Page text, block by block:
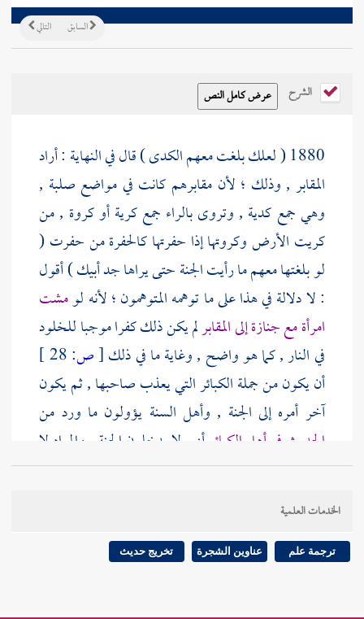
التالي السابق
الشرح
1880 ( لعلك بلغت معهم الكدى) قال في النهاية : أراد
المقابر , وذلك ؛ لأن مقابرهم كانت في مواضع صلبة ,
وهي جمع كدية , وتروى بالراء جمع كرية أو كروة , من
كريت الأرض وكروتها إذا حفرتها كالحفرة من حفرت (
لو بلغتها معهم ما رأيت الجنة حتى يراها جد أبيك ) أقول
: لا دلالة في هذا على ما توهمه المتوهمون ؛ لأنه لومشت
امرأة مع جنازة إلى المقابرلم يكن ذلك كفرا موجبا للخلود
في النار , كما هو واضح , وغاية ما في ذلك[ص:
أن يكون من جملة الكبائر التي يعذب صاحبها , ثم يكون
آخر أمره إلى الجنة , وأهل السنة يؤولون ما ورد من
الحديث في أهل الكبائر أنهم لا يدخلون الجنة , والمراد لا
يدخلونها مع السابقين الذين يدخلونها أولا بغير عذاب ,
فأكثر ما يدل الحديث المذكور على أنها لو بلغت معهم
الكدى لم تر الجنة مع السابقين , بل يتقدم ذلك عذاب , أو
شدة , أو ما شاء الله من أنواع المشاق , ثم يؤول أمرها إلى
مع السابقين , بل يتقدم ذلك الامتحان وحده , أو مع
الخدمات العلمية
ترجمة علم عناوين الشجرة تخريج حديث